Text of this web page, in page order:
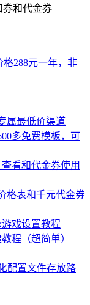
券和代金券
288元一年，非
属最低价渠道
多免费模板，可
看和代金券使用
格表和千元代金券
戏设置教程
程（超简单）
配置文件存放路